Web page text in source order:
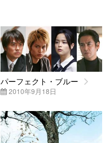
パーフェクト・ブルー
2010年9月18日